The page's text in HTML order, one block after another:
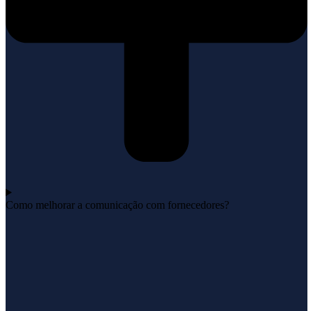
Como melhorar a comunicação com fornecedores?